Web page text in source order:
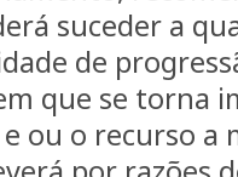
suceder a
de
que se torna
ou o recurso a